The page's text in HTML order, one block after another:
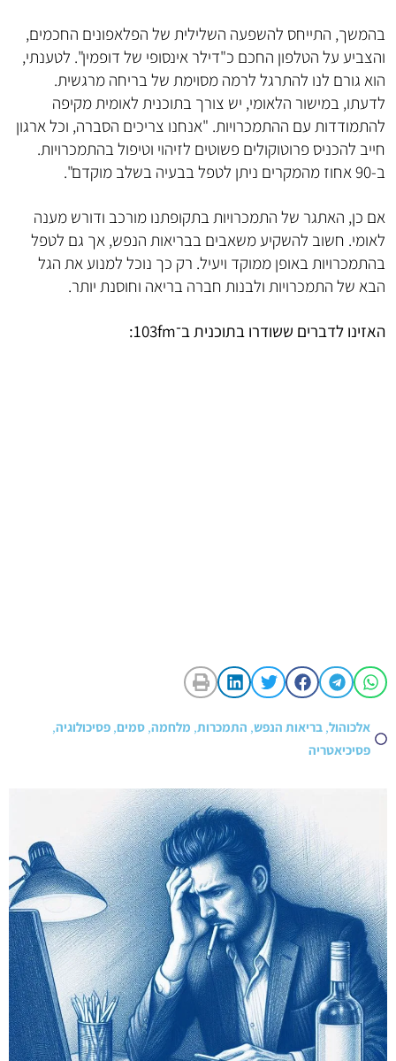
בהמשך, התייחס להשפעה השלילית של הפלאפונים החכמים,
והצביע על הטלפון החכם כ"דילר אינסופי של דופמין". לטענתי,
הוא גורם לנו להתרגל לרמה מסוימת של בריחה מרגשית.
לדעתו, במישור הלאומי, יש צורך בתוכנית לאומית מקיפה
להתמודדות עם ההתמכרויות. "אנחנו צריכים הסברה, וכל ארגון
חייב להכניס פרוטוקולים פשוטים לזיהוי וטיפול בהתמכרויות.
ב-90 אחוז מהמקרים ניתן לטפל בבעיה בשלב מוקדם".
אם כן, האתגר של התמכרויות בתקופתנו מורכב ודורש מענה
לאומי. חשוב להשקיע משאבים בבריאות הנפש, אך גם לטפל
בהתמכרויות באופן ממוקד ויעיל. רק כך נוכל למנוע את הגל
הבא של התמכרויות ולבנות חברה בריאה וחוסנת יותר.
האזינו לדברים ששודרו בתוכנית ב־103fm:
אלכוהול, בריאות הנפש, התמכרות, מלחמה, סמים, פסיכולוגיה,
פסיכיאטריה